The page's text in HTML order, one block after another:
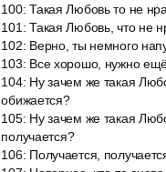
100:Такая Любовь то не
101 :Такая Любовь, что не
102: Верно, ты немного
103: Все хорошо, нужно ещё
104: Ну зачем же такая
обижается?
105: Ну зачем же такая
получается?
106: Получается,